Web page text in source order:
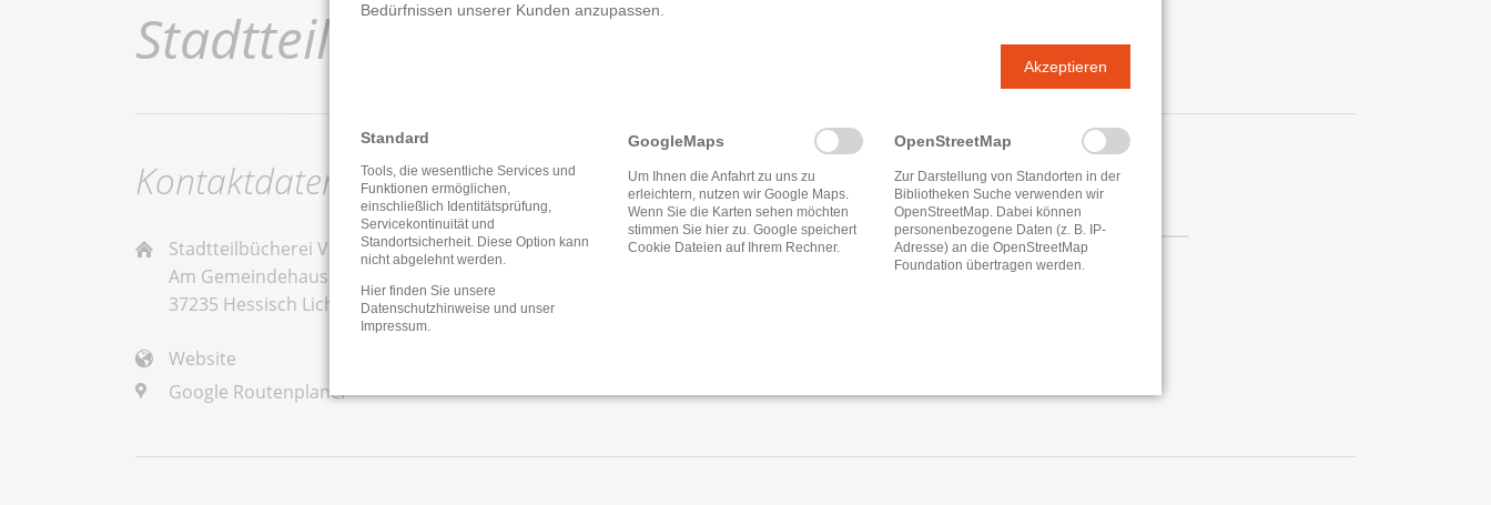
Stadtteilbücherei Velmeden
Kontaktdaten
Stadtteilbücherei Velmeden
Am Gemeindehaus
37235 Hessisch Lichtenau
Website
Google Routenplaner
Öffnungszeiten
Bedürfnissen unserer Kunden anzupassen.
Akzeptieren
Standard
Tools, die wesentliche Services und
Funktionen ermöglichen,
einschließlich Identitätsprüfung,
Servicekontinuität und
Standortsicherheit. Diese Option kann
nicht abgelehnt werden.
Hier finden Sie unsere
Datenschutzhinweise und unser
Impressum.
GoogleMaps
Um Ihnen die Anfahrt zu uns zu
erleichtern, nutzen wir Google Maps.
Wenn Sie die Karten sehen möchten
stimmen Sie hier zu. Google speichert
Cookie Dateien auf Ihrem Rechner.
OpenStreetMap
Zur Darstellung von Standorten in der
Bibliotheken Suche verwenden wir
OpenStreetMap. Dabei können
personenbezogene Daten (z. B. IP-
Adresse) an die OpenStreetMap
Foundation übertragen werden.